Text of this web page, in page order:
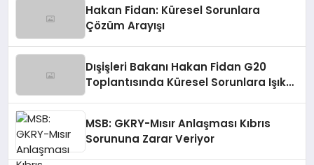
Hakan Fidan: Küresel Sorunlara
Çözüm Arayışı
Dışişleri Bakanı Hakan Fidan G20
Toplantısında Küresel Sorunlara Işık
MSB: GKRY-Mısır Anlaşması Kıbrıs
Sorununa Zarar Veriyor